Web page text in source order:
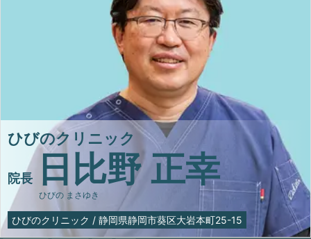
ひびのクリニック
院長 日比野 正幸
ひびの まさゆき
ひびのクリニック / 静岡県静岡市葵区大岩本町25-15